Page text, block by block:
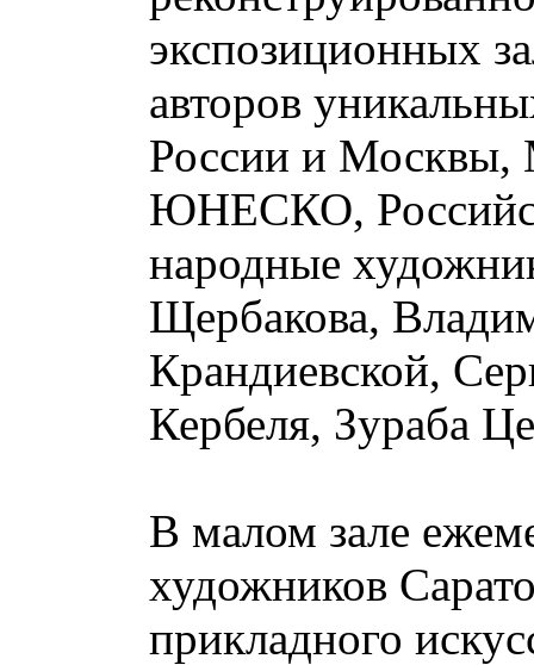
экспозиционных
авторов
России и Москвы,
ЮНЕСКО,
народные
Щербакова,
Крандиевской,
Кербеля, Зураба
В малом зале
художников
прикладного